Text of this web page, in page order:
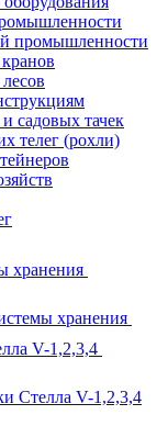
промышленности
садовых тачек
телег (рохли)
хранения
хранения
V-1,2,3,4
Стелла V-1,2,3,4